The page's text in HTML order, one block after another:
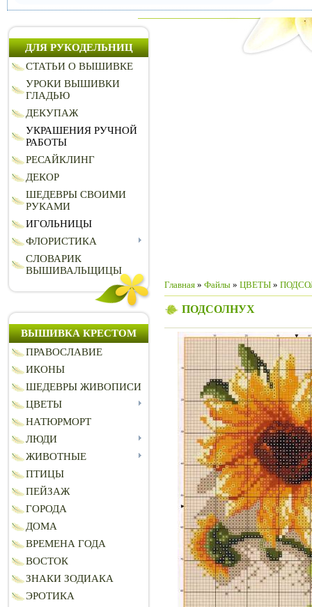
ДЛЯ РУКОДЕЛЬНИЦ
СТАТЬИ О ВЫШИВКЕ
УРОКИ ВЫШИВКИ
ГЛАДЬЮ
ДЕКУПАЖ
УКРАШЕНИЯ РУЧНОЙ
РАБОТЫ
РЕСАЙКЛИНГ
ДЕКОР
ШЕДЕВРЫ СВОИМИ
РУКАМИ
ИГОЛЬНИЦЫ
ФЛОРИСТИКА
СЛОВАРИК
ВЫШИВАЛЬЩИЦЫ
ВЫШИВКА КРЕСТОМ
ПРАВОСЛАВИЕ
ИКОНЫ
ШЕДЕВРЫ ЖИВОПИСИ
ЦВЕТЫ
НАТЮРМОРТ
ЛЮДИ
ЖИВОТНЫЕ
ПТИЦЫ
ПЕЙЗАЖ
ГОРОДА
ДОМА
ВРЕМЕНА ГОДА
ВОСТОК
ЗНАКИ ЗОДИАКА
ЭРОТИКА
Главная » Файлы » ЦВЕТЫ »
ПОДСОЛНУХ